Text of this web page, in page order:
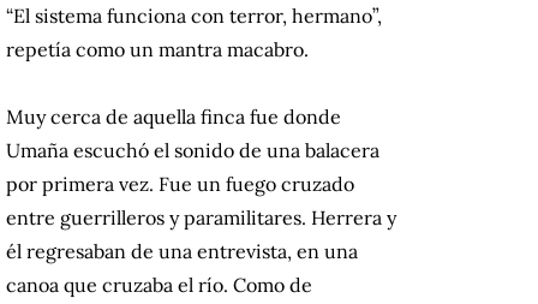
“El sistema funciona con terror, hermano”,
repetía como un mantra macabro.
Muy cerca de aquella finca fue donde
Umaña escuchó el sonido de una balacera
por primera vez. Fue un fuego cruzado
entre guerrilleros y paramilitares. Herrera y
él regresaban de una entrevista, en una
canoa que cruzaba el río. Como de